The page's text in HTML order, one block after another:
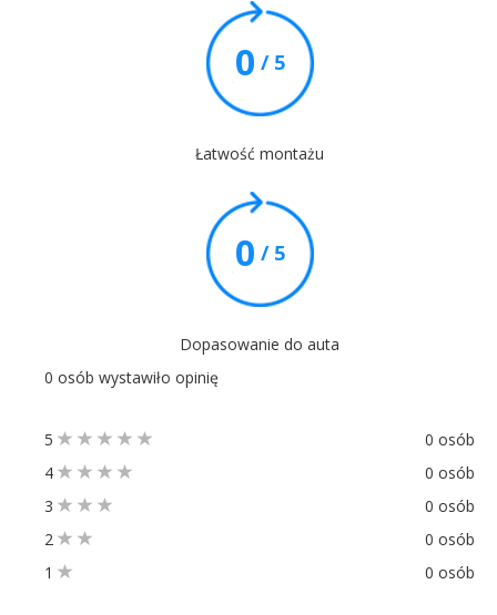
0 / 5
Łatwość montażu
0 / 5
Dopasowanie do auta
0 osób wystawiło opinię
5
0 osób
4
0 osób
3
0 osób
2
0 osób
1
0 osób